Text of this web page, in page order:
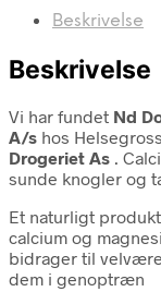
Beskrivelse
Beskrivelse
Vi har fundet Nd
A/s hos
Drogeriet As .
sunde knogler og
Et naturligt
calcium og
bidrager til
dem i genoptræn